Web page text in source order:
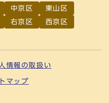
中京区
東山区
右京区
西京区
情報の取扱い
マップ